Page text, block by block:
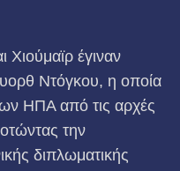
Χιούμαϊρ έγιναν
Ντόγκου, η οποία
ΗΠΑ από τις αρχές
την
διπλωματικής